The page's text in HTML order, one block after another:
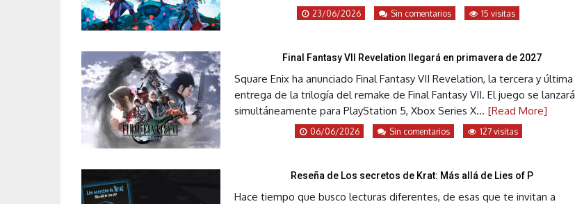
23/06/2026 Sin comentarios 15 visitas
Final Fantasy VII Revelation llegará en primavera de 2027
Square Enix ha anunciado Final Fantasy VII Revelation, la tercera y última
entrega de la trilogía del remake de Final Fantasy VII. El juego se lanzará
simultáneamente para PlayStation 5, Xbox Series X... [Read More]
06/06/2026 Sin comentarios 127 visitas
Reseña de Los secretos de Krat: Más allá de Lies of P
Hace tiempo que busco lecturas diferentes, de esas que te invitan a